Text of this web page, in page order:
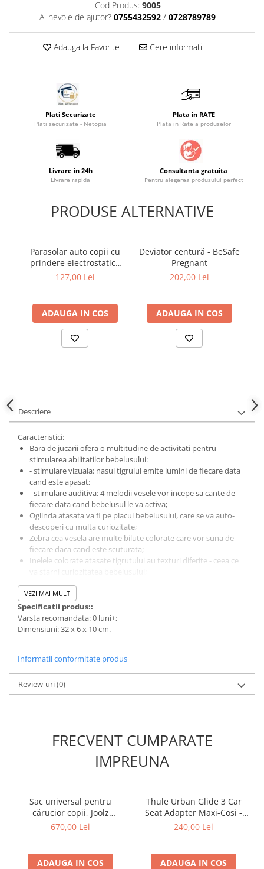
Saltele masa de infasat
Monitorizare video
Perne pentru bebe
Piscine cu bile
Pompe de san
Saltele patut
Saltele 127x 63 cm
Saltele 140x70 cm
Saltele 160x80 cm
Saltelute de activitati
Umidificatore
Cod Produs: 9005
Ai nevoie de ajutor? 0755432592 / 0728789789
Adauga la Favorite Cere informatii
Plati Securizate
Plati securizate - Netopia
Plata in RATE
Plata in Rate a produselor
Livrare in 24h
Livrare rapida
Consultanta gratuita
Pentru alegerea produsului perfect
PRODUSE ALTERNATIVE
Parasolar auto copii cu
prindere electrostatică
(set 2 buc)
127,00 Lei
ADAUGA IN COS
Deviator centură - BeSafe
Pregnant
202,00 Lei
ADAUGA IN COS
Descriere
Caracteristici:
Bara de jucarii ofera o multitudine de activitati pentru
stimularea abilitatilor bebelusului:
- stimulare vizuala: nasul tigrului emite lumini de fiecare data
cand este apasat;
- stimulare auditiva: 4 melodii vesele vor incepe sa cante de
fiecare data cand bebelusul le va activa;
Oglinda atasata va fi pe placul bebelusului, care se va auto-
descoperi cu multa curiozitate;
Zebra cea vesela are multe bilute colorate care vor suna de
fiecare daca cand este scuturata;
Inelele colorate atasate tigrutului au texturi diferite - ceea ce
Bara se ataseaza usor - fiind compatibila cu majoritatea
carucioarelor;
VEZI MAI MULT
Specificatii produs::
Varsta recomandata: 0 luni+;
Dimensiuni: 32 x 6 x 10 cm.
Informatii conformitate produs
Review-uri(0)
FRECVENT CUMPARATE
IMPREUNA
Sac universal pentru
cărucior copii, Joolz
Culoare: Stone Grey
670,00 Lei
ADAUGA IN COS
Thule Urban Glide 3 Car
Seat Adapter Maxi-Cosi -
Adaptor pentru scaun de
240,00 Lei
ADAUGA IN COS